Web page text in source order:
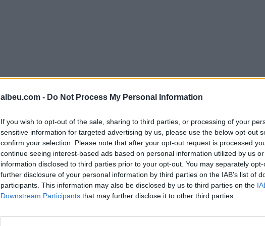
albeu.com - Do Not Process My Personal Information
If you wish to opt-out of the sale, sharing to third parties, or processing of your
sensitive information for targeted advertising by us, please use the below opt-out
confirm your selection. Please note that after your opt-out request is processed
continue seeing interest-based ads based on personal information utilized by us
information disclosed to third parties prior to your opt-out. You may separately
further disclosure of your personal information by third parties on the IAB’s list of
participants. This information may also be disclosed by us to third parties on the
Downstream Participants that may further disclose it to other third parties.